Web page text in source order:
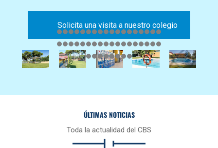
Solicita una visita a nuestro colegio
ÚLTIMAS NOTICIAS
Toda la actualidad del CBS